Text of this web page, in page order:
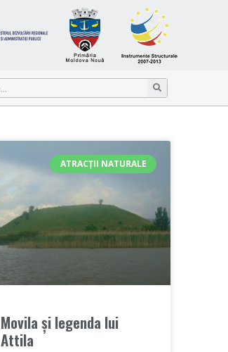
ATRACȚII NATURALE
Movila și legenda lui
Attila